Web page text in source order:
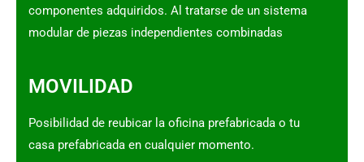
componentes adquiridos. Al tratarse de un sistema
modular de piezas independientes combinadas
MOVILIDAD
Posibilidad de reubicar la oficina prefabricada o tu
casa prefabricada en cualquier momento.